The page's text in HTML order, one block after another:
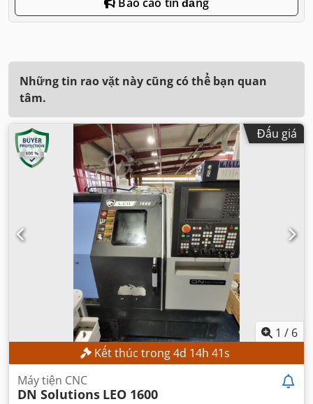
Những tin rao vặt này cũng có thể bạn quan
tâm.
Đấu giá
1 / 6
Kết thúc trong4d 14h 40s
Máy tiện CNC
DN Solutions LEO 1600